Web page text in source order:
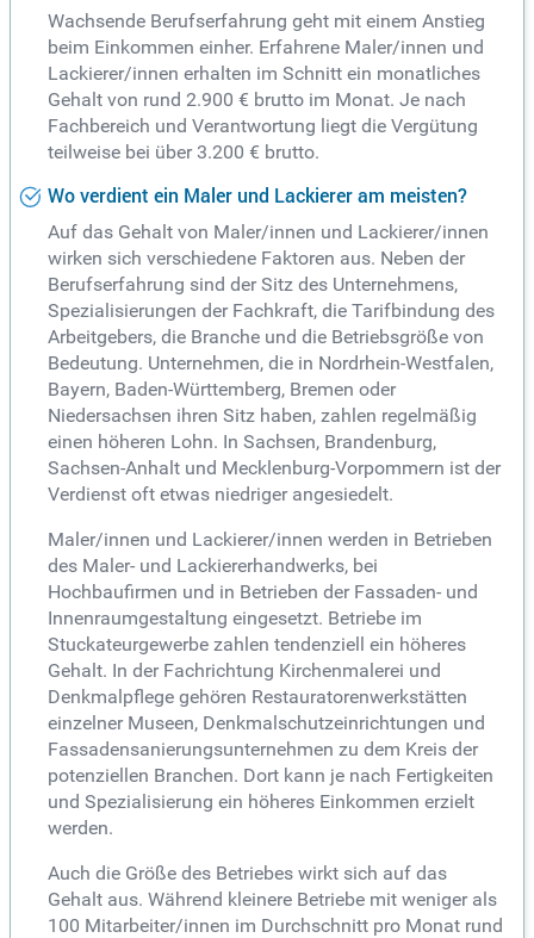
Wachsende Berufserfahrung geht mit einem Anstieg
beim Einkommen einher. Erfahrene Maler/innen und
Lackierer/innen erhalten im Schnitt ein monatliches
Gehalt von rund 2.900 € brutto im Monat. Je nach
Fachbereich und Verantwortung liegt die Vergütung
teilweise bei über 3.200 € brutto.
Wo verdient ein Maler und Lackierer am meisten?
Auf das Gehalt von Maler/innen und Lackierer/innen
wirken sich verschiedene Faktoren aus. Neben der
Berufserfahrung sind der Sitz des Unternehmens,
Spezialisierungen der Fachkraft, die Tarifbindung des
Arbeitgebers, die Branche und die Betriebsgröße von
Bedeutung. Unternehmen, die in Nordrhein-Westfalen,
Bayern, Baden-Württemberg, Bremen oder
Niedersachsen ihren Sitz haben, zahlen regelmäßig
einen höheren Lohn. In Sachsen, Brandenburg,
Sachsen-Anhalt und Mecklenburg-Vorpommern ist der
Verdienst oft etwas niedriger angesiedelt.
Maler/innen und Lackierer/innen werden in Betrieben
des Maler- und Lackiererhandwerks, bei
Hochbaufirmen und in Betrieben der Fassaden- und
Innenraumgestaltung eingesetzt. Betriebe im
Stuckateurgewerbe zahlen tendenziell ein höheres
Gehalt. In der Fachrichtung Kirchenmalerei und
Denkmalpflege gehören Restauratorenwerkstätten
einzelner Museen, Denkmalschutzeinrichtungen und
Fassadensanierungsunternehmen zu dem Kreis der
potenziellen Branchen. Dort kann je nach Fertigkeiten
und Spezialisierung ein höheres Einkommen erzielt
werden.
Auch die Größe des Betriebes wirkt sich auf das
Gehalt aus. Während kleinere Betriebe mit weniger als
100 Mitarbeiter/innen im Durchschnitt pro Monat rund